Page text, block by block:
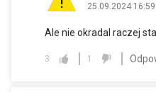
25.09.2024 16:59
Ale nie okradal raczej
3 1